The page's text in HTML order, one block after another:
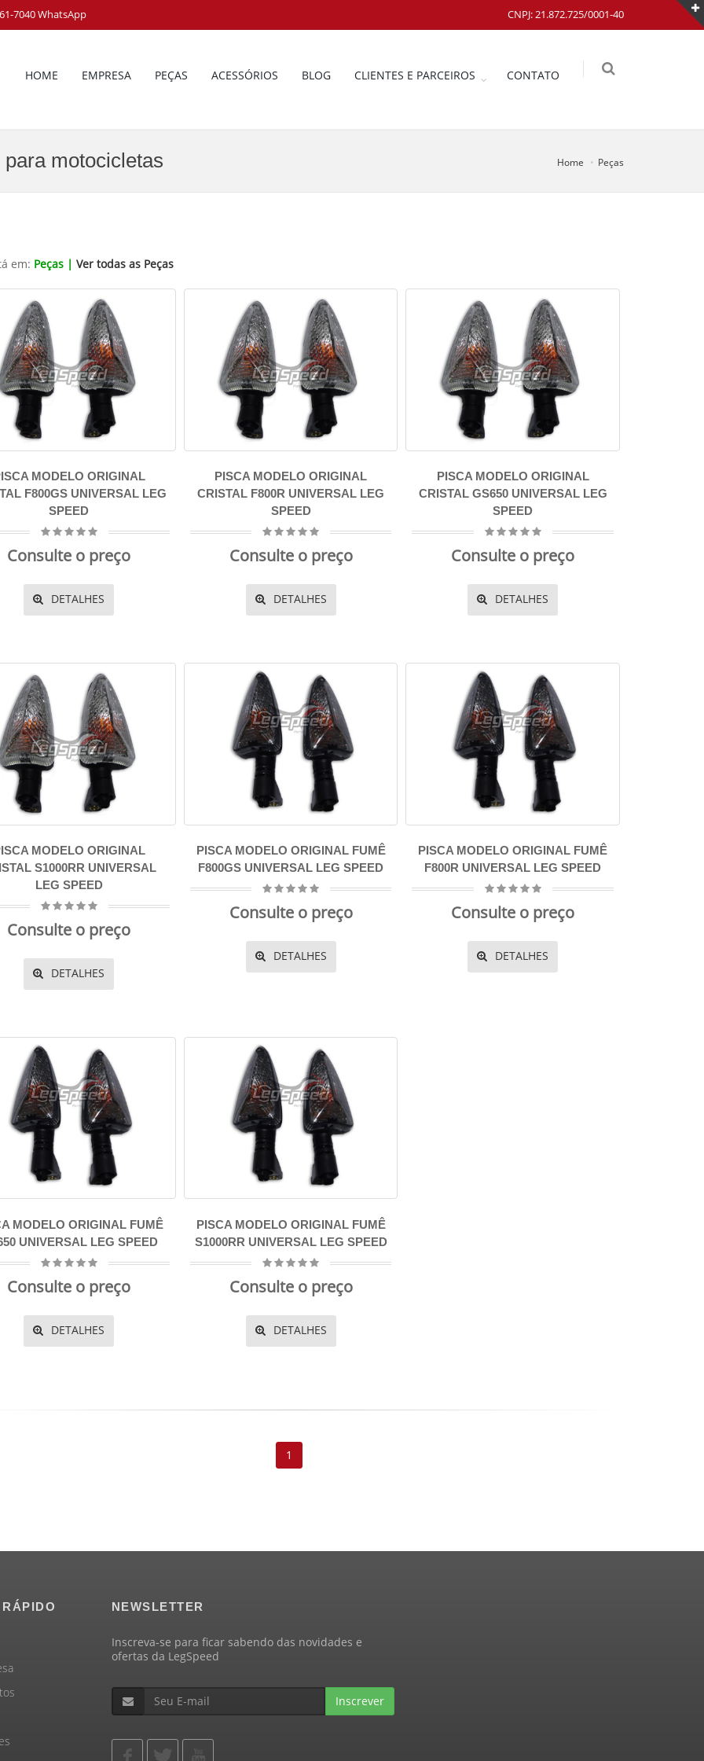
7040 WhatsApp CNPJ: 21.872.725/0001-40
HOME EMPRESA PEÇAS ACESSÓRIOS BLOG CLIENTES E PARCEIROS CONTATO
motocicletas Home Peças
em: Peças | Ver todas as Peças
MODELO ORIGINAL
F800GS UNIVERSAL LEG
SPEED
Consulte o preço
DETALHES
PISCA MODELO ORIGINAL
CRISTAL F800R UNIVERSAL LEG
SPEED
Consulte o preço
DETALHES
PISCA MODELO ORIGINAL
CRISTAL GS650 UNIVERSAL LEG
SPEED
Consulte o preço
DETALHES
MODELO ORIGINAL
S1000RR UNIVERSAL
LEG SPEED
Consulte o preço
DETALHES
PISCA MODELO ORIGINAL FUMÊ
F800GS UNIVERSAL LEG SPEED
Consulte o preço
DETALHES
PISCA MODELO ORIGINAL FUMÊ
F800R UNIVERSAL LEG SPEED
Consulte o preço
DETALHES
MODELO ORIGINAL FUMÊ
UNIVERSAL LEG SPEED
Consulte o preço
DETALHES
PISCA MODELO ORIGINAL FUMÊ
S1000RR UNIVERSAL LEG SPEED
Consulte o preço
DETALHES
1
NEWSLETTER
Inscreva-se para ficar sabendo das novidades e
ofertas da LegSpeed
Inscrever